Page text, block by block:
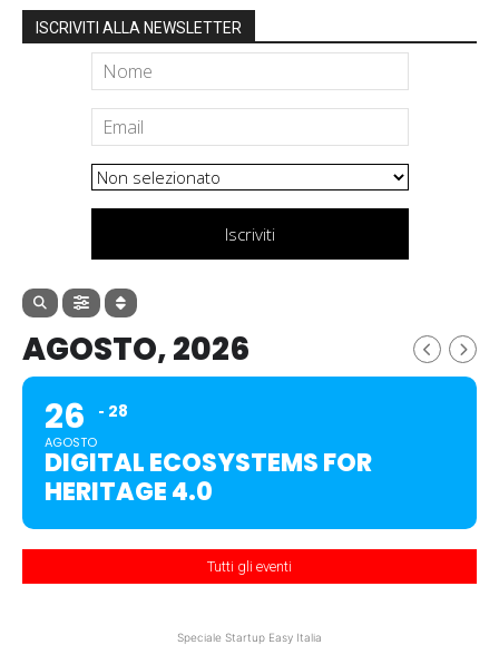
ISCRIVITI ALLA NEWSLETTER
Iscriviti
AGOSTO, 2026
26
AGOSTO
28
DIGITAL ECOSYSTEMS FOR
HERITAGE 4.0
Tutti gli eventi
Speciale Startup Easy Italia